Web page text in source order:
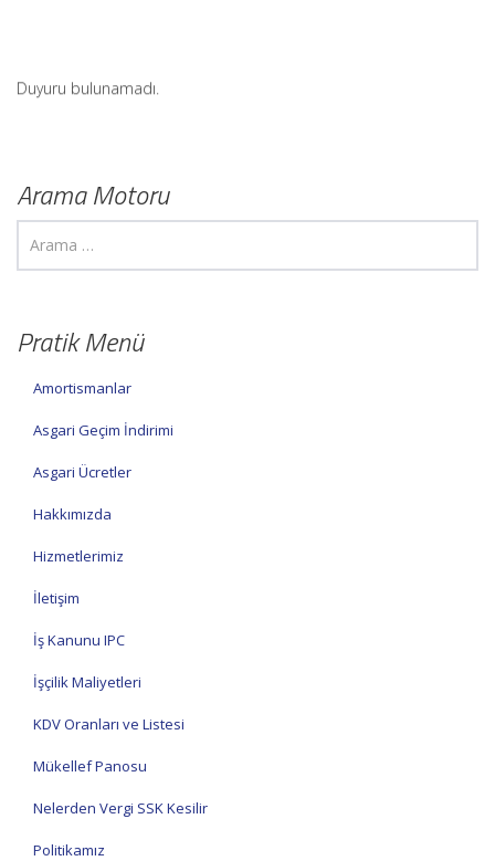
Duyuru bulunamadı.
Arama Motoru
Pratik Menü
Amortismanlar
Asgari Geçim İndirimi
Asgari Ücretler
Hakkımızda
Hizmetlerimiz
İletişim
İş Kanunu IPC
İşçilik Maliyetleri
KDV Oranları ve Listesi
Mükellef Panosu
Nelerden Vergi SSK Kesilir
Politikamız